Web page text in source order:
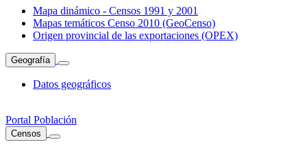
Mapa dinámico - Censos 1991 y 2001
Mapas temáticos Censo 2010 (GeoCenso)
Origen provincial de las exportaciones (OPEX)
Geografía
Datos geográficos
Portal Población
Censos